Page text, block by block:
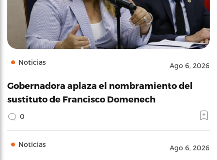
Noticias Ago 6, 2026
Gobernadora aplaza el nombramiento del
sustituto de Francisco Domenech
0
Noticias Ago 6, 2026